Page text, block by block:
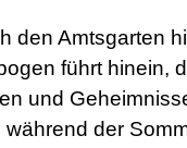
den Amtsgarten
führt hinein,
und
der